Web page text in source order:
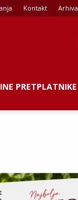
Kontakt Arhiva
PRETPLATNIKE